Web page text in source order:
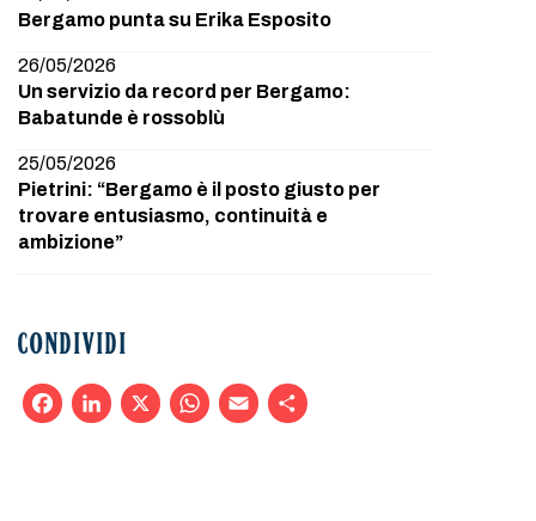
Bergamo punta su Erika Esposito
26/05/2026
Un servizio da record per Bergamo:
Babatunde è rossoblù
25/05/2026
Pietrini: “Bergamo è il posto giusto per
trovare entusiasmo, continuità e
ambizione”
CONDIVIDI